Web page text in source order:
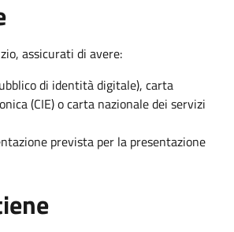
assicurati di avere:
di identità digitale), carta
(CIE) o carta nazionale dei servizi
prevista per la presentazione